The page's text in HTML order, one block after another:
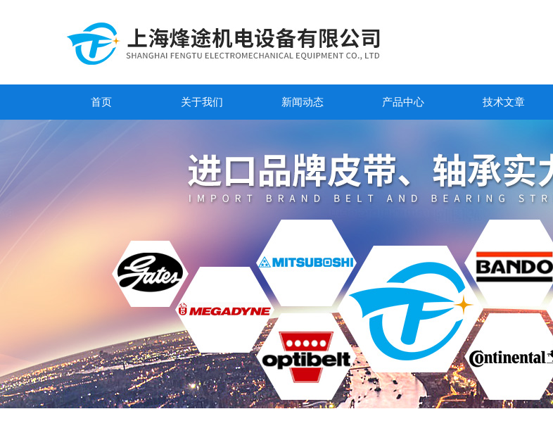
首页 关于我们 新闻动态 产品中心 技术文章